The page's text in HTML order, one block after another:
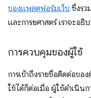
ของแพลตฟอร์มเว็บ ซึ่งรว
และการยศาสตร์ เราจะอธิ
การควบคุมของผู้ใช้
การเข้าถึงรายชื่อติดต่อขอ
ใช้ได้ก็ต่อเมื่อ ผู้ใช้ดำเนิน